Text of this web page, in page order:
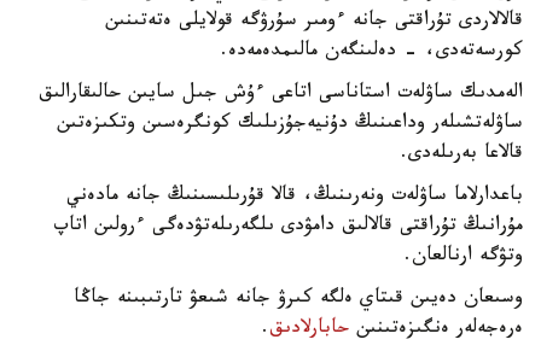
قالالاردى تۇراقتى جانە ءومىر سۇرۋگە قولايلى ەتەتىنىن
كورسەتەدى، - دەلىنگەن مالىمدەمەدە.
الەمدىك ساۋلەت استاناسى اتاعى ءۇش جىل سايىن حالىقارالىق
ساۋلەتشىلەر وداعىنىڭ دۇنيەجۇزىلىك كونگرەسىن وتكىزەتىن
قالاعا بەرىلەدى.
باعدارلاما ساۋلەت ونەرىنىڭ، قالا قۇرىلىسىنىڭ جانە مادەني
مۇرانىڭ تۇراقتى قالالىق دامۋدى ىلگەرىلەتۋدەگى ءرولىن اتاپ
وتۋگە ارنالعان.
وسىعان دەيىن قىتاي ەلگە كىرۋ جانە شىعۋ تارتىبىنە جاڭا
ەرەجەلەر ەنگىزەتىنىن حابارلادىق.